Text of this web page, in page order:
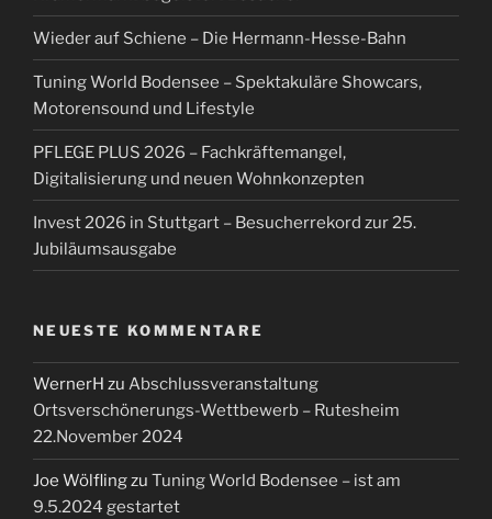
Wieder auf Schiene – Die Hermann-Hesse-Bahn
Tuning World Bodensee – Spektakuläre Showcars,
Motorensound und Lifestyle
PFLEGE PLUS 2026 – Fachkräftemangel,
Digitalisierung und neuen Wohnkonzepten
Invest 2026 in Stuttgart – Besucherrekord zur 25.
Jubiläumsausgabe
NEUESTE KOMMENTARE
WernerH zu Abschlussveranstaltung
Ortsverschönerungs-Wettbewerb – Rutesheim
22.November 2024
Joe Wölflingzu Tuning World Bodensee – ist am
9.5.2024 gestartet